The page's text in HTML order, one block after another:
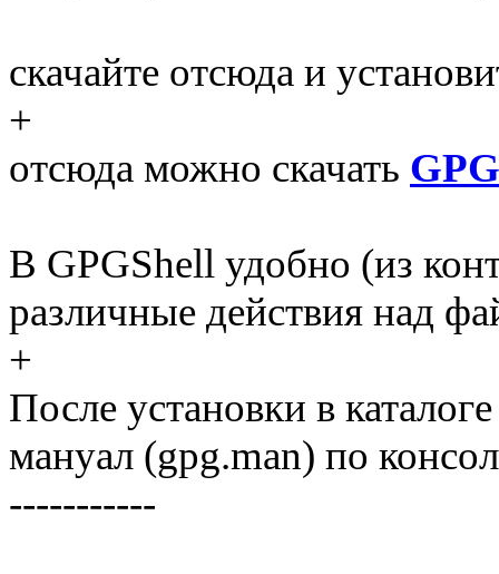
скачайте отсюда и
+
отсюда можно скачать
В GPGShell удобно (из
различные действия над
+
После установки в
мануал (gpg.man) по
-----------